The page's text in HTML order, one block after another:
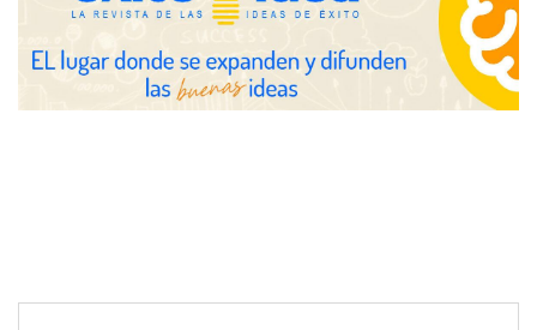
COMPALISS de LYSOTRIC: cuando un solo producto multiplica
las posibilidades del salón profesional